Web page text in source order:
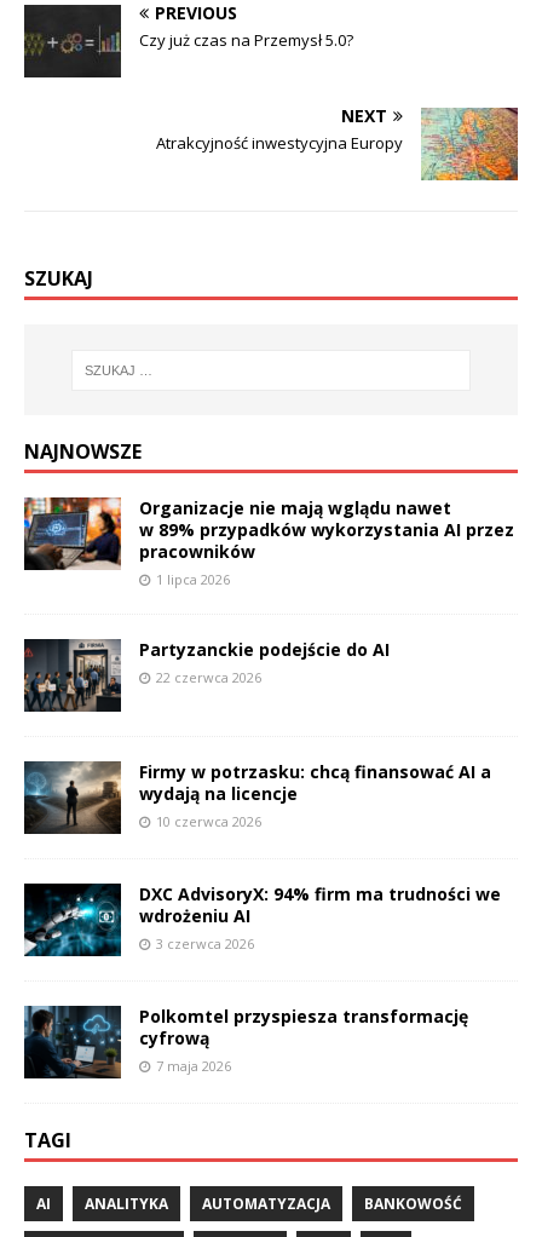
PREVIOUS
Czy już czas na Przemysł 5.0?
NEXT
Atrakcyjność inwestycyjna Europy
SZUKAJ
NAJNOWSZE
Organizacje nie mają wglądu nawet
w 89% przypadków wykorzystania AI przez
pracowników
1 lipca 2026
Partyzanckie podejście do AI
22 czerwca 2026
Firmy w potrzasku: chcą finansować AI a
wydają na licencje
10 czerwca 2026
DXC AdvisoryX: 94% firm ma trudności we
wdrożeniu AI
3 czerwca 2026
Polkomtel przyspiesza transformację
cyfrową
7 maja 2026
TAGI
AI ANALITYKA AUTOMATYZACJA BANKOWOŚĆ